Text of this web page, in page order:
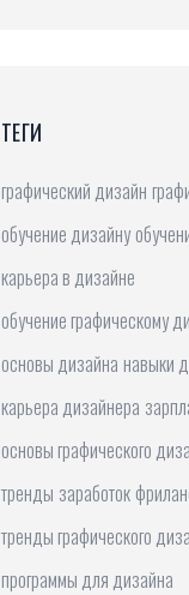
ТЕГИ
графический дизайн
обучение дизайну
карьера в дизайне
обучение графическому
основы дизайна навыки
карьера дизайнера
основы графического
тренды заработок
тренды графического
программы для дизайна